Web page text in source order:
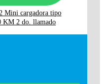
Mini cargadora tipo
KM 2 do. llamado